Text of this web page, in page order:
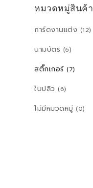
หมวดหมู่สินค้า
การ์ดงานแต่ง (12)
นามบัตร (6)
สติ๊กเกอร์ (7)
ใบปลิว (6)
ไม่มีหมวดหมู่ (0)